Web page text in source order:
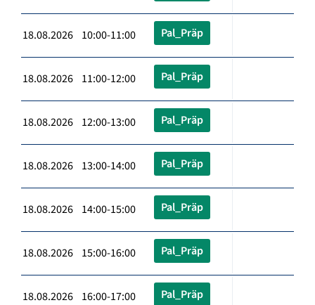
18.08.2026 10:00-11:00 Pal_Präp
18.08.2026 11:00-12:00 Pal_Präp
18.08.2026 12:00-13:00 Pal_Präp
18.08.2026 13:00-14:00 Pal_Präp
18.08.2026 14:00-15:00 Pal_Präp
18.08.2026 15:00-16:00 Pal_Präp
18.08.2026 16:00-17:00 Pal_Präp